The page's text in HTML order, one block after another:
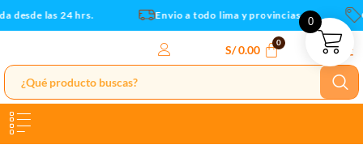
Ir
al
desde las 24 hrs. Envio a todo lima y provincias
S/0.00
0